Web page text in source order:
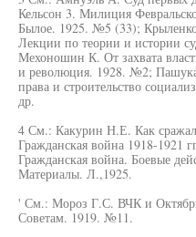
Кельсон 3. Милиция
Былое. 1925. №5 (33);
Лекции по теории и истории
Мехоношин К. От захвата
и революция. 1928. №2;
права и строительство
др.
4 См.: Какурин Н.Е. Как
Гражданская война 1918-1921
Гражданская война. Боевые
Материалы. Л.,1925.
' См.: Мороз Г.С. ВЧК и
Советам. 1919. №11.